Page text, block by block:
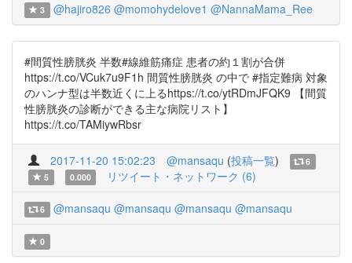
3 @hajiro826 @momohydelove1 @NannaMama_Ree
#間質性膀胱炎 半数#線維筋痛症 患者の約１割が合併
https://t.co/VCuk7u9F1h 間質性膀胱炎 の中で #指定難病 対象
のハンナ型は半数近くに上るhttps://t.co/ytRDmJFQK9 【間質
性膀胱炎の診断ができる主な病院リスト】
https://t.co/TAMiywRbsr
2017-11-20 15:02:23 @mansaqu (投稿一覧)
6
5
0.000 リツイート・ネットワーク (6)
6 @mansaqu @mansaqu @mansaqu @mansaqu
0